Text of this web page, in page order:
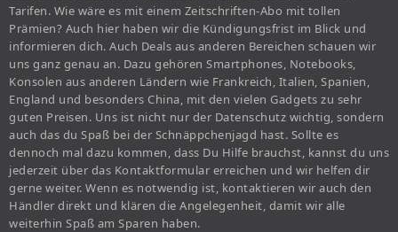
Tarifen. Wie wäre es mit einem Zeitschriften-Abo mit tollen
Prämien? Auch hier haben wir die Kündigungsfrist im Blick und
informieren dich. Auch Deals aus anderen Bereichen schauen wir
uns ganz genau an. Dazu gehören Smartphones, Notebooks,
Konsolen aus anderen Ländern wie Frankreich, Italien, Spanien,
England und besonders China, mit den vielen Gadgets zu sehr
guten Preisen. Uns ist nicht nur der Datenschutz wichtig, sondern
auch das du Spaß bei der Schnäppchenjagd hast. Sollte es
dennoch mal dazu kommen, dass Du Hilfe brauchst, kannst du uns
jederzeit über das Kontaktformular erreichen und wir helfen dir
gerne weiter. Wenn es notwendig ist, kontaktieren wir auch den
Händler direkt und klären die Angelegenheit, damit wir alle
weiterhin Spaß am Sparen haben.